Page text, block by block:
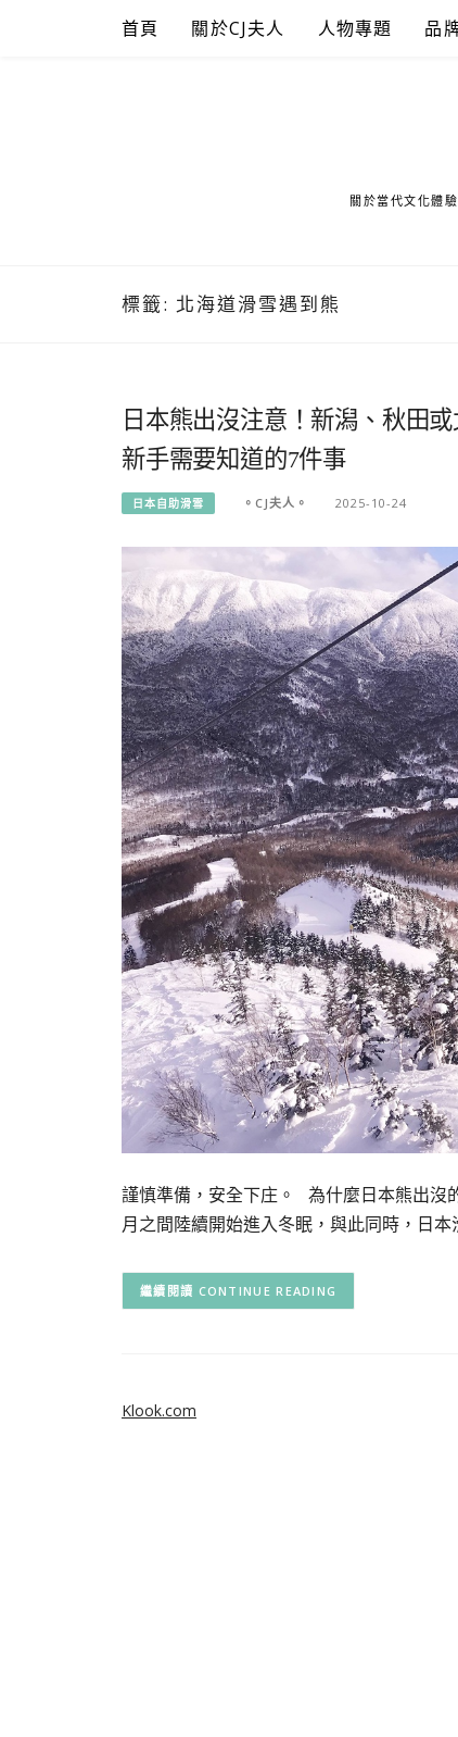
首頁 關於CJ夫人 人物專題 品
關於當代文化體
標籤: 北海道滑雪遇到熊
日本熊出沒注意！新潟、秋田
新手需要知道的7件事
日本自助滑雪 。CJ夫人。 2025-10-24
謹慎準備，安全下庄。 為什麼日本熊出沒
月之間陸續開始進入冬眠，與此同時，日本
CONTINUE READING
Klook.com